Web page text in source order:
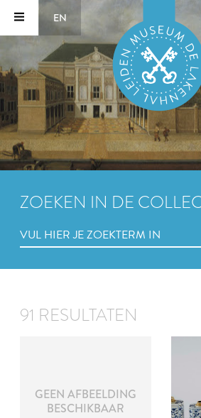
EN
ZOEKEN IN DE
91 RESULTATEN
GEEN AFBEELDING
BESCHIKBAAR